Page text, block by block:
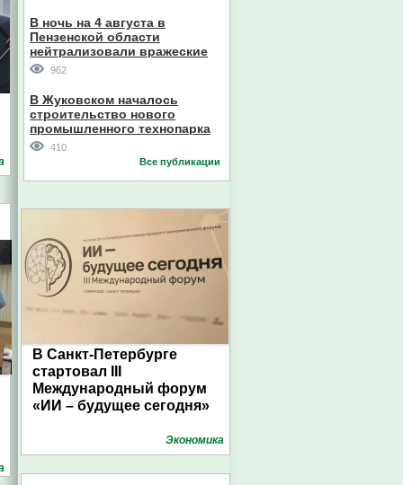
В ночь на 4 августа в
Пензенской области
нейтрализовали вражеские
дроны
962
В Жуковском началось
строительство нового
промышленного технопарка
410
Все публикации
В Санкт-Петербурге
стартовал III
Международный форум
«ИИ – будущее сегодня»
Экономика